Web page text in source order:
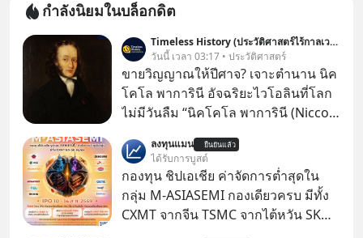
กำลังนิยมในบล็อกดิต
Timeless History (ประวัติศาสตร์ไร้กาลเวลา)
วันนี้ เวลา 03:17 • ประวัติศาสตร์
ขายวิญญาณให้ปีศาจ? เจาะตำนาน นิค
โคโล พาการินี อัจฉริยะไวโอลินที่โลก
ไม่มีวันลืม “นิคโคโล พาการินี (Niccolò
อิตาลีที่มีชื่อเสียงที่สุดในสมัยศตวรรษที่
19 ผู้ทำให้ผู้ชมต้องตกตะลึงด้วยการ
แสดงที่ดูราวกับว่าเป็นไปไม่ได้ ทั้ง
ความเร็ว ความแม่นยำ เทคนิคอัน
ลงทุนแมน ยืนยันแล้ว
ได้รับการบูสต์
กองทุน ชิปเอเชีย ค่าจัดการต่ำสุดใน
กลุ่ม M-ASIASEMI กองเดียวครบ มีทั้ง
CXMT จากจีน TSMC จากไต้หวัน SK